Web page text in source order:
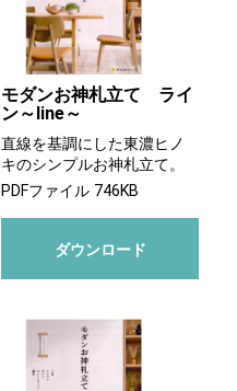
モダンお神札立て ライ
ン～line～
直線を基調にした東濃ヒノ
キのシンプルお神札立て。
PDFファイル 746KB
ダウンロード